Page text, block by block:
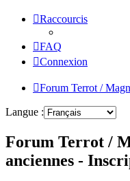
Raccourcis
FAQ
Connexion
Forum Terrot /
Langue :
Forum Terrot /
anciennes -